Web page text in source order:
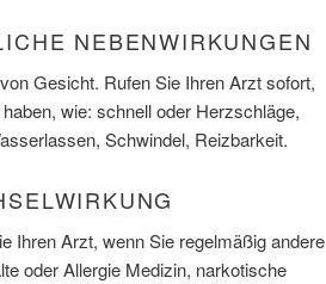
NEBENWIRKUNGEN
Gesicht. Rufen Sie Ihren Arzt sofort,
wie: schnell oder Herzschläge,
Schwindel, Reizbarkeit.
Ihren Arzt, wenn Sie regelmäßig andere
oder Allergie Medizin, narkotische